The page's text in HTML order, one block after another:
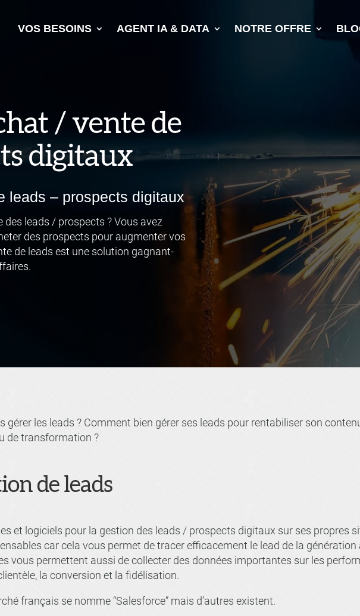
VOS BESOINS AGENT IA & DATA NOTRE OFFRE
/ vente de
digitaux
leads – prospects digitaux
des leads / prospects ? Vous avez
des prospects pour augmenter vos
de leads est une solution gagnant-
gérer les leads ? Comment bien gérer ses leads pour rentabiliser son
de transformation ?
de leads
et logiciels pour la gestion des leads / prospects digitaux sur ses propres
car cela vous permet de tracer efficacement le lead de la génération
vous permettent aussi de collecter des données importantes sur les
la conversion et la fidélisation.
français se nomme “Salesforce” mais d’autres existent.